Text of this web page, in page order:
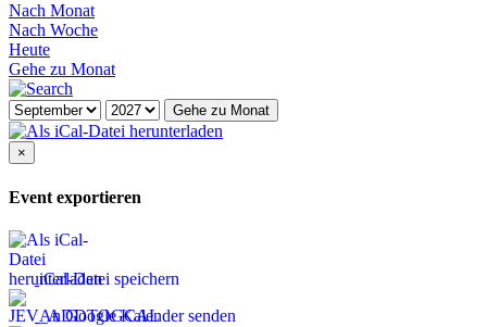
Nach Monat
Nach Woche
Heute
Gehe zu Monat
Gehe zu Monat
×
Event exportieren
iCal-Datei speichern
An Google Kalender senden